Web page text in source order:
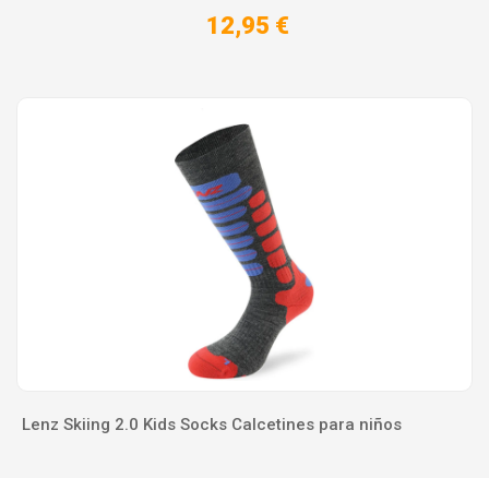
12,95 €
Lenz Skiing 2.0 Kids Socks Calcetines para niños